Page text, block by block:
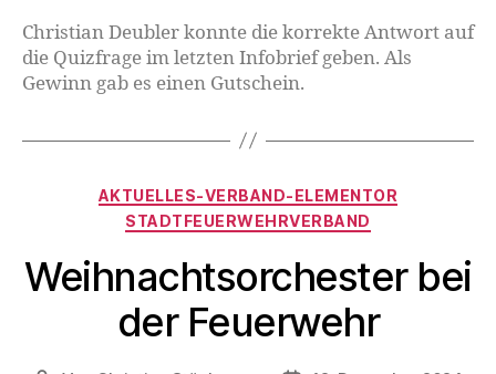
Christian Deubler konnte die korrekte Antwort auf
die Quizfrage im letzten Infobrief geben. Als
Gewinn gab es einen Gutschein.
AKTUELLES-VERBAND-ELEMENTOR
STADTFEUERWEHRVERBAND
Weihnachtsorchester bei
der Feuerwehr